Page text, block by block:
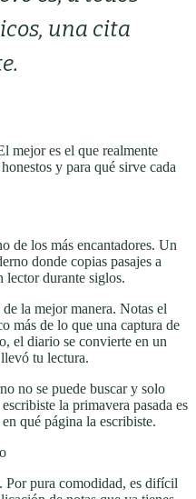
una cita
mejor es el que realmente
y para qué sirve cada
de los más encantadores. Un
donde copias pasajes a
durante siglos.
la mejor manera. Notas el
más de lo que una captura de
el diario se convierte en un
tu lectura.
no se puede buscar y solo
la primavera pasada es
qué página la escribiste.
Por pura comodidad, es difícil